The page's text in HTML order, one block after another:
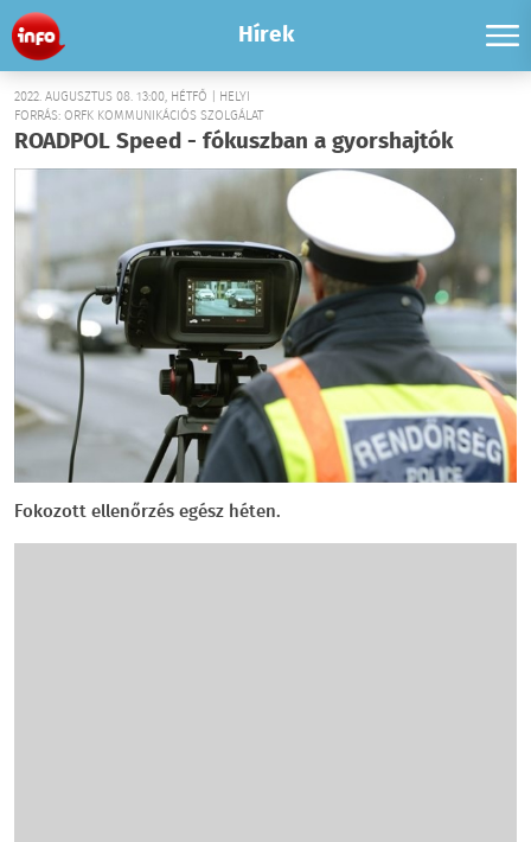
Hírek
2022. AUGUSZTUS 08. 13:00, HÉTFŐ | HELYI
FORRÁS: ORFK KOMMUNIKÁCIÓS SZOLGÁLAT
ROADPOL Speed - fókuszban a gyorshajtók
Fokozott ellenőrzés egész héten.